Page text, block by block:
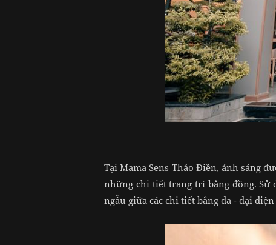
Tại Mama Sens Thảo Điền, ánh sáng
những chi tiết trang trí bằng đồng. Sử
ngẫu giữa các chi tiết bằng da - đại